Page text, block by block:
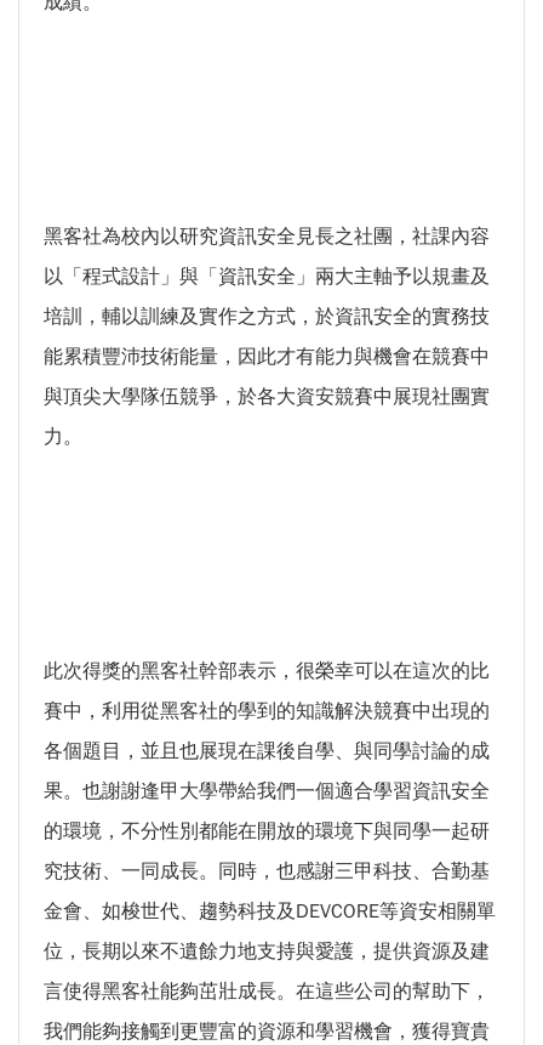
黑客社為校內以研究資訊安全見長之社團，社課內容
以「程式設計」與「資訊安全」兩大主軸予以規畫及
培訓，輔以訓練及實作之方式，於資訊安全的實務技
能累積豐沛技術能量，因此才有能力與機會在競賽中
與頂尖大學隊伍競爭，於各大資安競賽中展現社團實
力。
此次得獎的黑客社幹部表示，很榮幸可以在這次的比
賽中，利用從黑客社的學到的知識解決競賽中出現的
各個題目，並且也展現在課後自學、與同學討論的成
果。也謝謝逢甲大學帶給我們一個適合學習資訊安全
的環境，不分性別都能在開放的環境下與同學一起研
究技術、一同成長。同時，也感謝三甲科技、合勤基
金會、如梭世代、趨勢科技及DEVCORE等資安相關單
位，長期以來不遺餘力地支持與愛護，提供資源及建
言使得黑客社能夠茁壯成長。在這些公司的幫助下，
我們能夠接觸到更豐富的資源和學習機會，獲得寶貴